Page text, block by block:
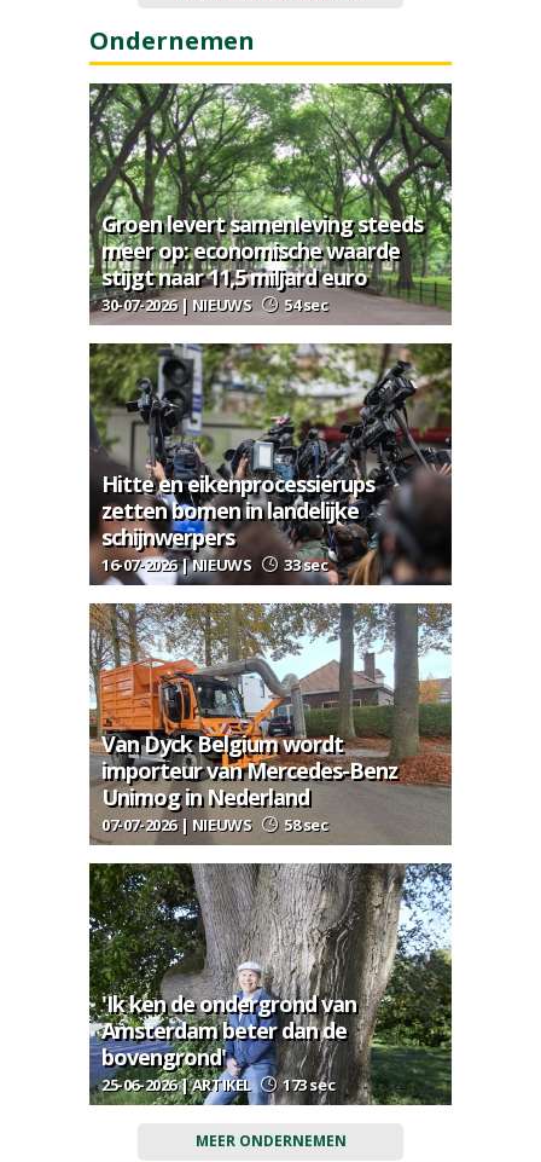
Ondernemen
Groen levert samenleving steeds
meer op: economische waarde
stijgt naar 11,5 miljard euro
30-07-2026 | NIEUWS 54 sec
Hitte en eikenprocessierups
zetten bomen in landelijke
schijnwerpers
16-07-2026 | NIEUWS 33 sec
Van Dyck Belgium wordt
importeur van Mercedes-Benz
Unimog in Nederland
07-07-2026 | NIEUWS 58 sec
'Ik ken de ondergrond van
Amsterdam beter dan de
bovengrond'
25-06-2026 | ARTIKEL 173 sec
MEER ONDERNEMEN